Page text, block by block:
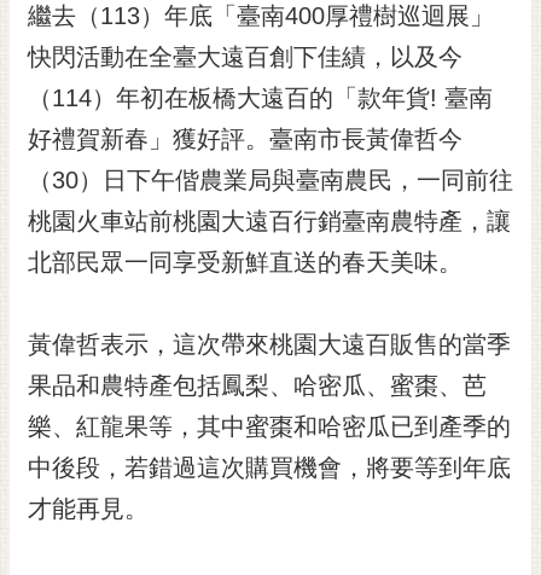
黃
花
祭
網
站
導
覽
繼去（113）年底「臺南400厚禮樹巡迴展」
快閃活動在全臺大遠百創下佳績，以及今
（114）年初在板橋大遠百的「款年貨! 臺南
好禮賀新春」獲好評。臺南市長黃偉哲今
（30）日下午偕農業局與臺南農民，一同前往
桃園火車站前桃園大遠百行銷臺南農特產，讓
北部民眾一同享受新鮮直送的春天美味。
黃偉哲表示，這次帶來桃園大遠百販售的當季
果品和農特產包括鳳梨、哈密瓜、蜜棗、芭
樂、紅龍果等，其中蜜棗和哈密瓜已到產季的
中後段，若錯過這次購買機會，將要等到年底
才能再見。